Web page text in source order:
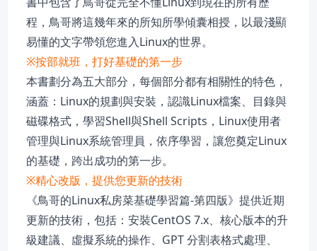
程，鳥哥將這幾年來的所知所學傾囊相授，以最淺顯
易懂的文字帶領您進入Linux的世界。
※按部就班，打好基礎的第一步
本書劃分為五大部分，每個部分都有相關性的特色，
涵蓋：Linux的規劃與安裝，認識Linux檔案、目錄與
磁碟格式，學習Shell與Shell Scripts，Linux使用者
管理與Linux系統管理員，依序學習，讓您奠定Linux
的基礎，跨出成功的第一步。
※精心改版，提供您更新的技術
《鳥哥的Linux私房菜基礎學習篇-第四版》提供近期
更新的技術，包括：安裝CentOS 7.x、核心版本的升
級建議、虛擬系統的操作、GPT 分割表格式處理、